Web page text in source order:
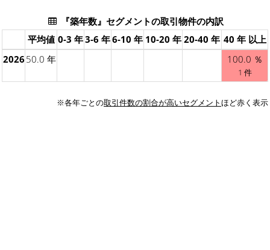
『築年数』セグメントの取引物件の内訳
平均値 0-3 年3-6 年6-10 年 10-20 年 20-40 年 40 年 以上
2026 50.0 年 100.0 ％
1 件
※各年ごとの取引件数の割合が高いセグメントほど赤く表示